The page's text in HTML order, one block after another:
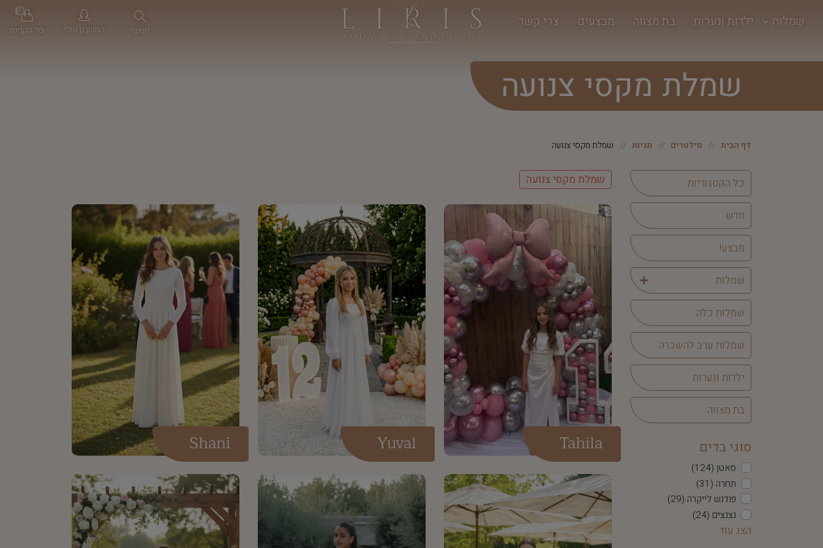
שמלות ילדות ונערות בת מצווה מבצעים צרי קשר
חפשי החשבון שלי סל הקניות
0
שמלת מקסי צנועה
דף הבית פילטרים תגיות שמלת מקסי צנועה
כל הקטגוריות
חדש
מבצע!
שמלות
שמלות כלה
שמלות ערב להשכרה
ילדות ונערות
בת מצווה
סוגי בדים
סאטן (124)
תחרה (31)
פודנש לייקרה (29)
נצנצים (24)
מחורז (24)
שמלת מקסי צנועה
Tahila
Yuval
Shani